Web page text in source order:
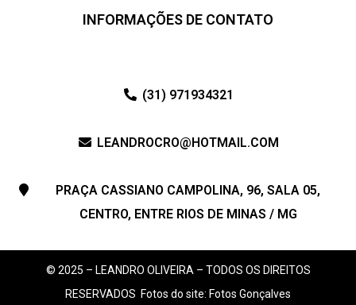
INFORMAÇÕES DE CONTATO
(31) 971934321
LEANDROCRO@HOTMAIL.COM
PRAÇA CASSIANO CAMPOLINA, 96, SALA 05,
CENTRO, ENTRE RIOS DE MINAS / MG
© 2025 – LEANDRO OLIVEIRA – TODOS OS DIREITOS
RESERVADOS Fotos do site: Fotos Gonçalves